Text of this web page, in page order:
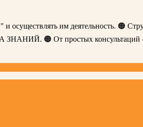
осуществлять им деятельность. 🟠
ЗНАНИЙ. 🟠 От простых консультаций